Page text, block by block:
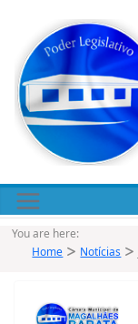
conteúdo
You are here:
Home
Notícias